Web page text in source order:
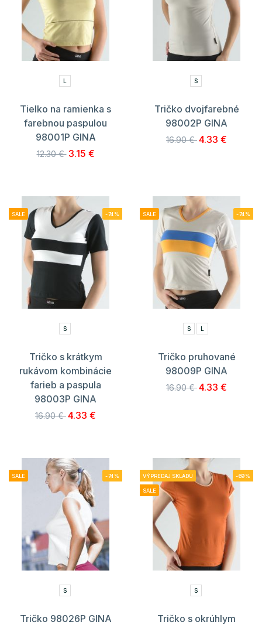
L
Tielko na ramienka s
farebnou paspulou
98001P GINA
12.30 € 3.15 €
S
Tričko dvojfarebné
98002P GINA
16.90 €4.33 €
SALE -74%
S
Tričko s krátkym
rukávom kombinácie
farieb a paspula
98003P GINA
16.90 €4.33 €
SALE -74%
S L
Tričko pruhované
98009P GINA
16.90 €4.33 €
SALE -74%
S
Tričko 98026P GINA
VÝPREDAJ SKLADU
SALE
-69%
S
Tričko s okrúhlym